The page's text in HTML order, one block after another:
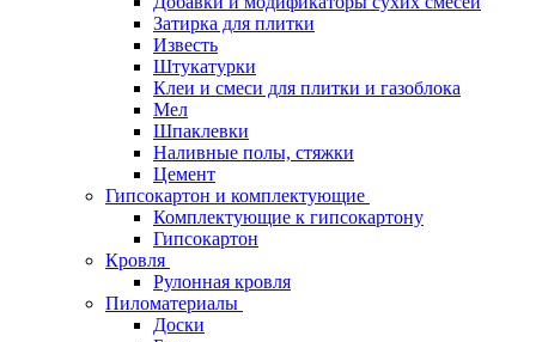
Затирка для плитки
Известь
Штукатурки
Клеи и смеси для плитки и газоблока
Мел
Шпаклевки
Наливные полы, стяжки
Цемент
Гипсокартон и комплектующие
Комплектующие к гипсокартону
Гипсокартон
Кровля
Рулонная кровля
Пиломатериалы
Доски